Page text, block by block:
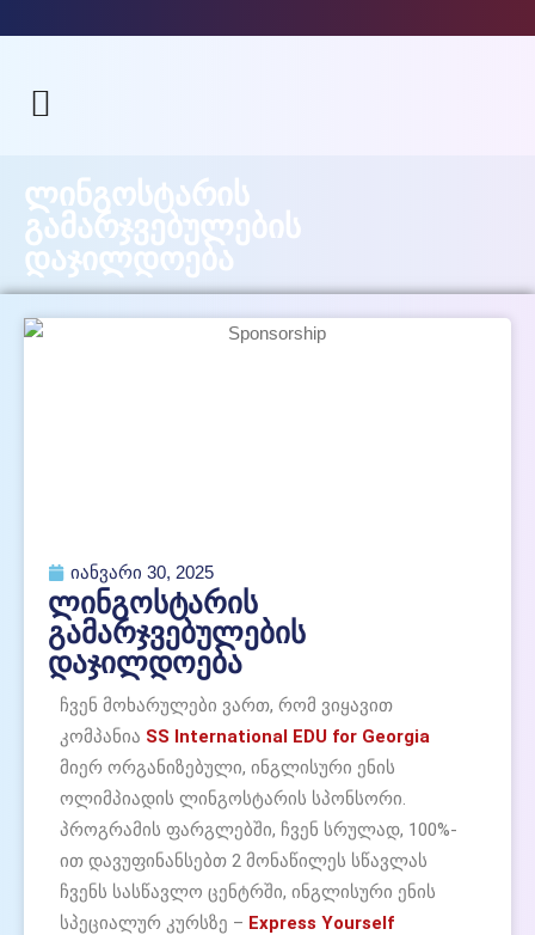
ლინგოსტარის
გამარჯვებულების
დაჯილდოება
იანვარი 30, 2025
ლინგოსტარის
გამარჯვებულების
დაჯილდოება
ჩვენ მოხარულები ვართ, რომ ვიყავით
კომპანია SS International EDU for Georgia
მიერ ორგანიზებული, ინგლისური ენის
ოლიმპიადის ლინგოსტარის სპონსორი.
პროგრამის ფარგლებში, ჩვენ სრულად, 100%-
ით დავუფინანსებთ 2 მონაწილეს სწავლას
ჩვენს სასწავლო ცენტრში, ინგლისური ენის
სპეციალურ კურსზე – Express Yourself